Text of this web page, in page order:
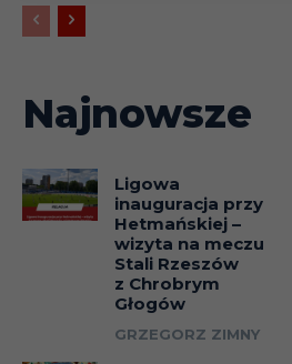
Najnowsze
Ligowa
inauguracja przy
Hetmańskiej –
wizyta na meczu
Stali Rzeszów
z Chrobrym
Głogów
GRZEGORZ ZIMNY